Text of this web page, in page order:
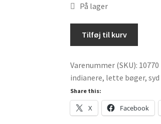
På lager
Hoff
-
Følbog
antal
Tilføj til kurv
Varenummer (SKU): 10770
indianere, lette bøger,
Share this:
X Facebook